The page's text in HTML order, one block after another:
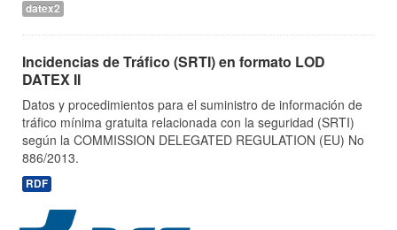
datex2
Incidencias de Tráfico (SRTI) en formato LOD
DATEX II
Datos y procedimientos para el suministro de información de
tráfico mínima gratuita relacionada con la seguridad (SRTI)
según la COMMISSION DELEGATED REGULATION (EU) No
886/2013.
RDF